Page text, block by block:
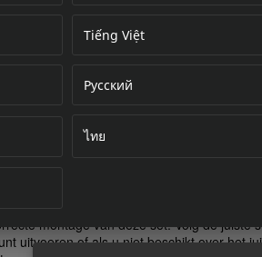
Tiếng Việt
Русский
ไทย